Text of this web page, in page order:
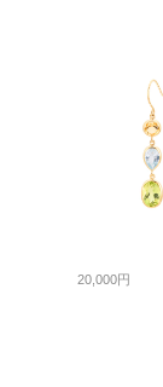
20,000円